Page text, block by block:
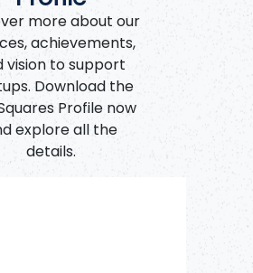
more about our
achievements,
vision to support
Download the
Profile now
explore all the
details.